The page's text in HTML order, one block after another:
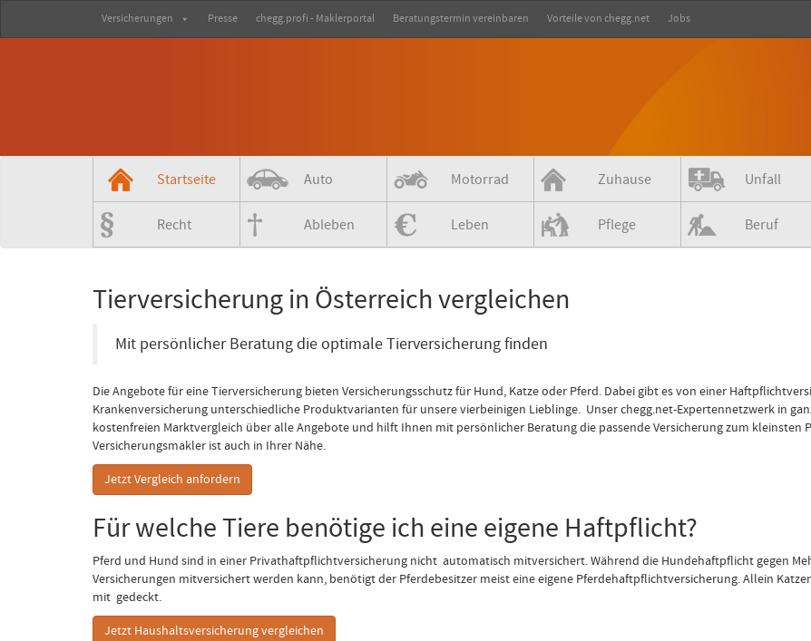
Versicherungen Presse chegg.profi - Maklerportal Beratungstermin vereinbaren Vorteile von chegg.net Jobs
Startseite Auto Motorrad Zuhause Unfall
Recht Ableben Leben Pflege Beruf
Tierversicherung in Österreich vergleichen
Mit persönlicher Beratung die optimale Tierversicherung finden
Die Angebote für eine Tierversicherung bieten Versicherungsschutz für Hund, Katze oder Pferd. Dabei gibt es von einer
Krankenversicherung unterschiedliche Produktvarianten für unsere vierbeinigen Lieblinge. Unser chegg.net-Expertennetzwerk in
kostenfreien Marktvergleich über alle Angebote und hilft Ihnen mit persönlicher Beratung die passende Versicherung zum kleinsten
Versicherungsmakler ist auch in Ihrer Nähe.
Jetzt Vergleich anfordern
Für welche Tiere benötige ich eine eigene Haftpflicht?
Pferd und Hund sind in einer Privathaftpflichtversicherung nicht automatisch mitversichert. Während die Hundehaftpflicht gegen
Versicherungen mitversichert werden kann, benötigt der Pferdebesitzer meist eine eigene Pferdehaftpflichtversicherung. Allein
mit gedeckt.
Jetzt Haushaltsversicherung vergleichen